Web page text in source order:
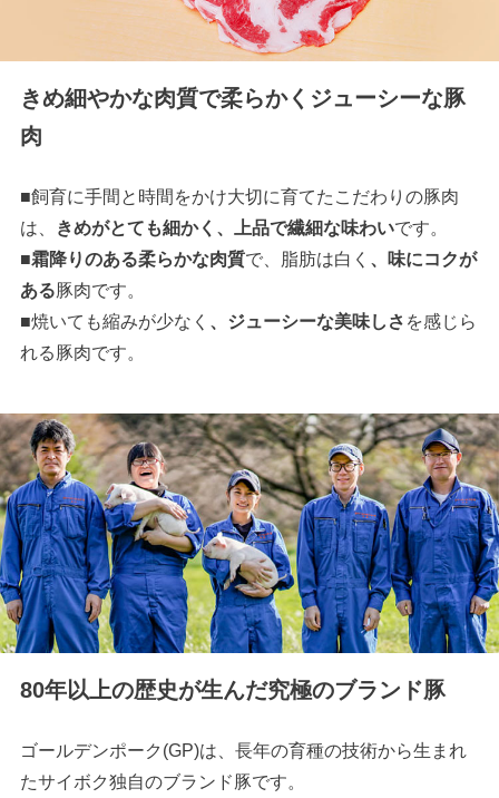
きめ細やかな肉質で柔らかくジューシーな豚
肉
■飼育に手間と時間をかけ大切に育てたこだわりの豚肉
は、
きめがとても細かく、上品で繊細な味わいです。
■霜降りのある柔らかな肉質で、脂肪は白く 、味にコクが
ある豚肉です。
■焼いても縮みが少なく 、ジューシーな美味しさ を感じら
れる豚肉です。
80年以上の歴史が生んだ究極のブランド豚
ゴールデンポーク(GP)は、長年の育種の技術から生まれ
たサイボク独自のブランド豚です。